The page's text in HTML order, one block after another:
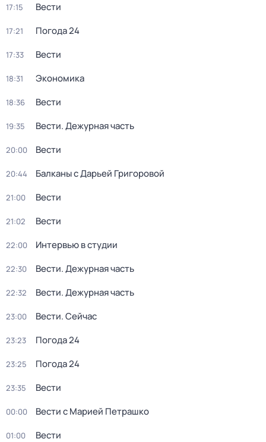
17:15 Вести
17:21 Погода 24
17:33 Вести
18:31 Экономика
18:36 Вести
19:35 Вести. Дежурная часть
20:00 Вести
20:44 Балканы с Дарьей Григоровой
21:00 Вести
21:02 Вести
22:00 Интервью в студии
22:30 Вести. Дежурная часть
22:32 Вести. Дежурная часть
23:00 Вести. Сейчас
23:23 Погода 24
23:25 Погода 24
23:35 Вести
00:00 Вести с Марией Петрашко
01:00 Вести